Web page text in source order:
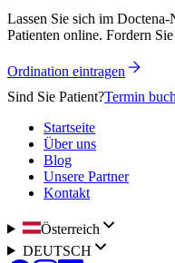
Lassen Sie sich im
Patienten online. Fordern
Ordination eintragen
Sind Sie Patient?Termin
Startseite
Über uns
Blog
Unsere Partner
Kontakt
Österreich
DEUTSCH